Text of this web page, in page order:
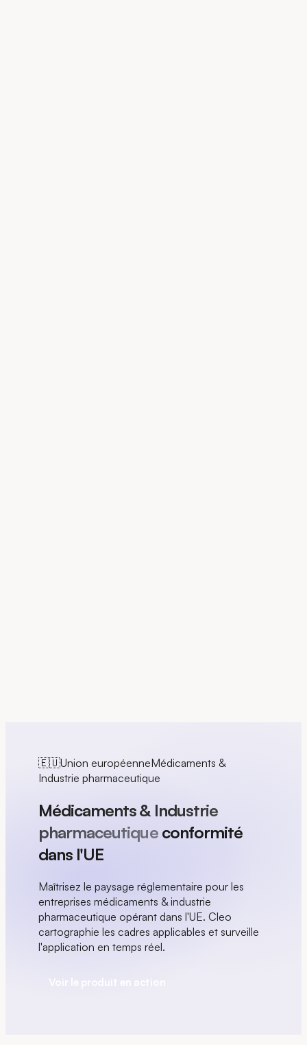
🇪🇺Union européenneMédicaments &
Industrie pharmaceutique
Médicaments & Industrie
pharmaceutique conformité
dans l'UE
Maîtrisez le paysage réglementaire pour les
entreprises médicaments & industrie
pharmaceutique opérant dans l'UE. Cleo
cartographie les cadres applicables et surveille
l'application en temps réel.